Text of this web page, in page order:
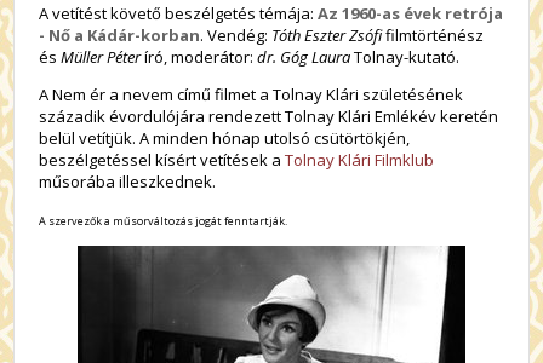
A vetítést követő beszélgetés témája:Az 1960-as évek retrója
- Nő a Kádár-korban. Vendég: Tóth Eszter Zsófifilmtörténész
ésMüller Péteríró, moderátor: dr. Góg LauraTolnay-kutató.
A Nem ér a nevem című filmet a Tolnay Klári születésének
századik évordulójára rendezett Tolnay Klári Emlékév keretén
belül vetítjük. A minden hónap utolsó csütörtökjén,
beszélgetéssel kísért vetítések aTolnay Klári Filmklub
műsorába illeszkednek.
A szervezők a műsorváltozás jogát fenntartják.